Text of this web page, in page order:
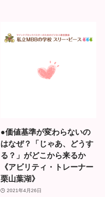
●価値基準が変わらないの
はなぜ？「じゃあ、どうす
る？」がどこから来るか
《アビリティ・トレーナー
栗山葉湖》
2021年4月26日